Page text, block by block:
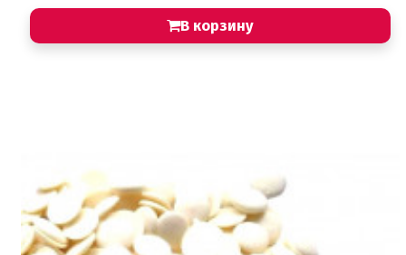
В корзину